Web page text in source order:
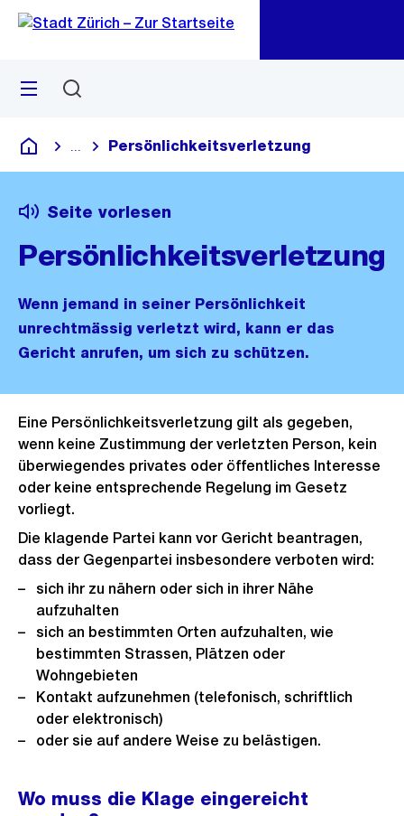
Navigation
Sprunglink
Menü
Deutsch
Blende alle Breadcrumbs ein
Persönlichkeitsverletzung
Seite vorlesen
Persönlichkeitsverletzung
Wenn jemand in seiner Persönlichkeit
unrechtmässig verletzt wird, kann er das
Gericht anrufen, um sich zu schützen.
Eine Persönlichkeitsverletzung gilt als gegeben,
wenn keine Zustimmung der verletzten Person, kein
überwiegendes privates oder öffentliches Interesse
oder keine entsprechende Regelung im Gesetz
vorliegt.
Die klagende Partei kann vor Gericht beantragen,
dass der Gegenpartei insbesondere verboten wird:
sich ihr zu nähern oder sich in ihrer Nähe
aufzuhalten
sich an bestimmten Orten aufzuhalten, wie
bestimmten Strassen, Plätzen oder
Wohngebieten
Kontakt aufzunehmen (telefonisch, schriftlich
oder elektronisch)
oder sie auf andere Weise zu belästigen.
Wo muss die Klage eingereicht